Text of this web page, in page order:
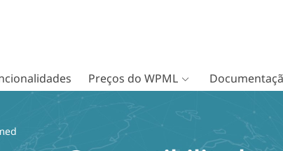
Preços do WPML